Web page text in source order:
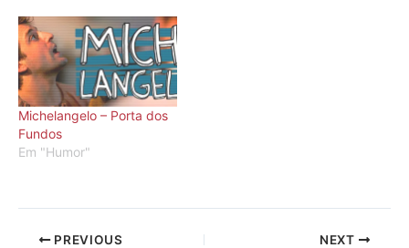
Michelangelo – Porta dos
Fundos
Em "Humor"
PREVIOUS NEXT